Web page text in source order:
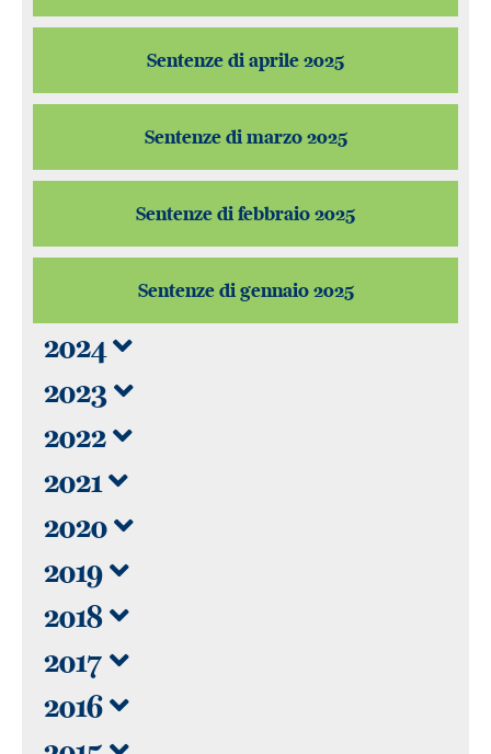
Sentenze di aprile 2025
Sentenze di marzo 2025
Sentenze di febbraio 2025
Sentenze di gennaio 2025
2024
2023
2022
2021
2020
2019
2018
2017
2016